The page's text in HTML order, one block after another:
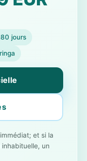
jours
et si la
un